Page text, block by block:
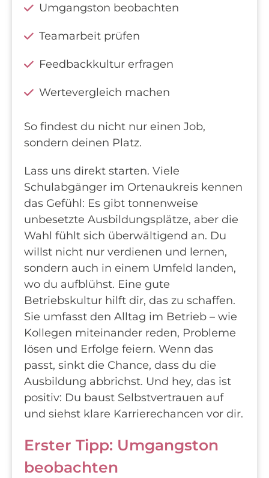
Umgangston beobachten
Teamarbeit prüfen
Feedbackkultur erfragen
Wertevergleich machen
So findest du nicht nur einen Job,
sondern deinen Platz.
Lass uns direkt starten. Viele
Schulabgänger im Ortenaukreis kennen
das Gefühl: Es gibt tonnenweise
unbesetzte Ausbildungsplätze, aber die
Wahl fühlt sich überwältigend an. Du
willst nicht nur verdienen und lernen,
sondern auch in einem Umfeld landen,
wo du aufblühst. Eine gute
Betriebskultur hilft dir, das zu schaffen.
Sie umfasst den Alltag im Betrieb – wie
Kollegen miteinander reden, Probleme
lösen und Erfolge feiern. Wenn das
passt, sinkt die Chance, dass du die
Ausbildung abbrichst. Und hey, das ist
positiv: Du baust Selbstvertrauen auf
und siehst klare Karrierechancen vor dir.
Erster Tipp: Umgangston
beobachten